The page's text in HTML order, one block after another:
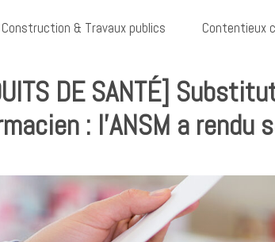
Construction & Travaux publics Contentieux
DE SANTÉ]
: l’ANSM a rendu